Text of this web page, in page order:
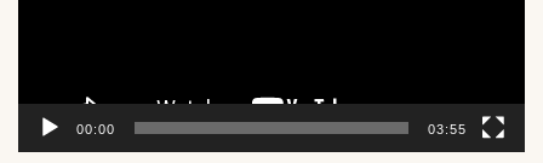
00:00 03:55